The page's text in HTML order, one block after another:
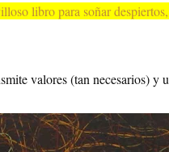
libro para soñar
valores (tan necesarios) y